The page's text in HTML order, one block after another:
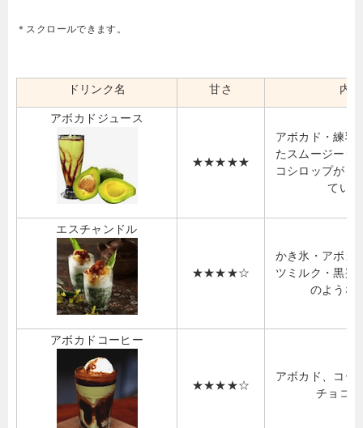
＊スクロールできます。
ドリンク名 甘さ 内容
アボカドジュース
★★★★★
アボカド・練乳
たスムージージ
コシロップがト
てい
エスチャンドル
★★★★☆
かき氷・アボカ
ツミルク・黒蜜
のような
アボカドコーヒー
★★★★☆
アボカド、コー
チョコ